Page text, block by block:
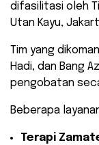
difasilitasi oleh
Utan Kayu,
Tim yang
Hadi, dan Bang
pengobatan
​Beberapa
Terapi